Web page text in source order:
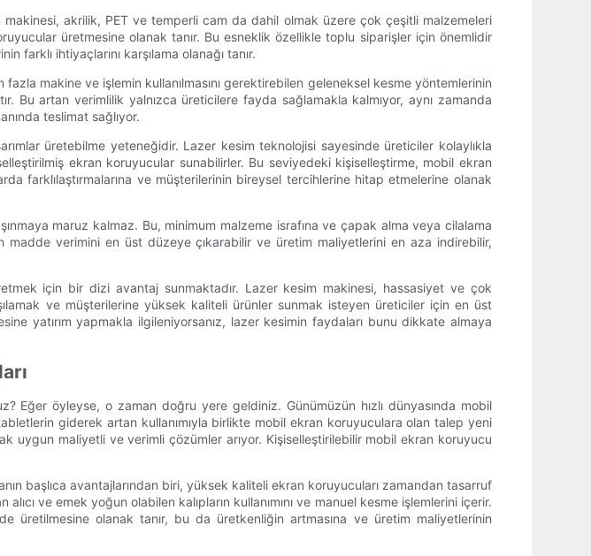
akrilik, PET ve temperli cam da dahil olmak üzere çok çeşitli malzemeleri
üretmesine olanak tanır. Bu esneklik özellikle toplu siparişler için önemlidir
ihtiyaçlarını karşılama olanağı tanır.
makine ve işlemin kullanılmasını gerektirebilen geleneksel kesme yöntemlerinin
Bu artan verimlilik yalnızca üreticilere fayda sağlamakla kalmıyor, aynı zamanda
teslimat sağlıyor.
üretebilme yeteneğidir. Lazer kesim teknolojisi sayesinde üreticiler kolaylıkla
ekran koruyucular sunabilirler. Bu seviyedeki kişiselleştirme, mobil ekran
farklılaştırmalarına ve müşterilerinin bireysel tercihlerine hitap etmelerine olanak
maruz kalmaz. Bu, minimum malzeme israfına ve çapak alma veya cilalama
verimini en üst düzeye çıkarabilir ve üretim maliyetlerini en aza indirebilir,
için bir dizi avantaj sunmaktadır. Lazer kesim makinesi, hassasiyet ve çok
ve müşterilerine yüksek kaliteli ürünler sunmak isteyen üreticiler için en üst
yatırım yapmakla ilgileniyorsanız, lazer kesimin faydaları bunu dikkate almaya
Eğer öyleyse, o zaman doğru yere geldiniz. Günümüzün hızlı dünyasında mobil
giderek artan kullanımıyla birlikte mobil ekran koruyuculara olan talep yeni
uygun maliyetli ve verimli çözümler arıyor. Kişiselleştirilebilir mobil ekran koruyucu
başlıca avantajlarından biri, yüksek kaliteli ekran koruyucuları zamandan tasarruf
ve emek yoğun olabilen kalıpların kullanımını ve manuel kesme işlemlerini içerir.
üretilmesine olanak tanır, bu da üretkenliğin artmasına ve üretim maliyetlerinin